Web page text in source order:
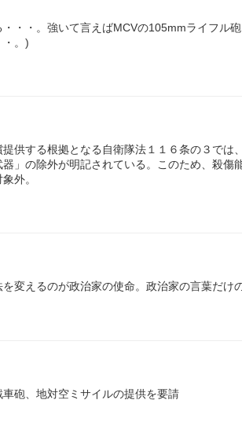
・・。強いて言えばMCVの105mmライフル
・。)
供する根拠となる自衛隊法１１６条の３では
」の除外が明記されている。このため、殺傷
外。
変えるのが政治家の使命。政治家の言葉だけ
車砲、地対空ミサイルの提供を要請